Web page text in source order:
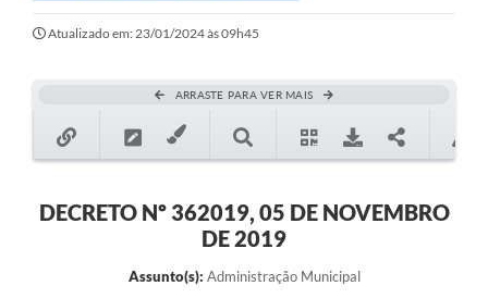
Valores
Multimídia
Contato
Atualizado em: 23/01/2024 às 09h45
ARRASTE PARA VER MAIS
DECRETO Nº 362019, 05 DE NOVEMBRO
DE 2019
Assunto(s): Administração Municipal